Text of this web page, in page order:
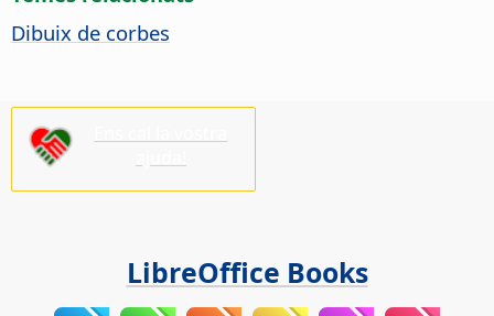
Dibuix de corbes
LibreOffice Books